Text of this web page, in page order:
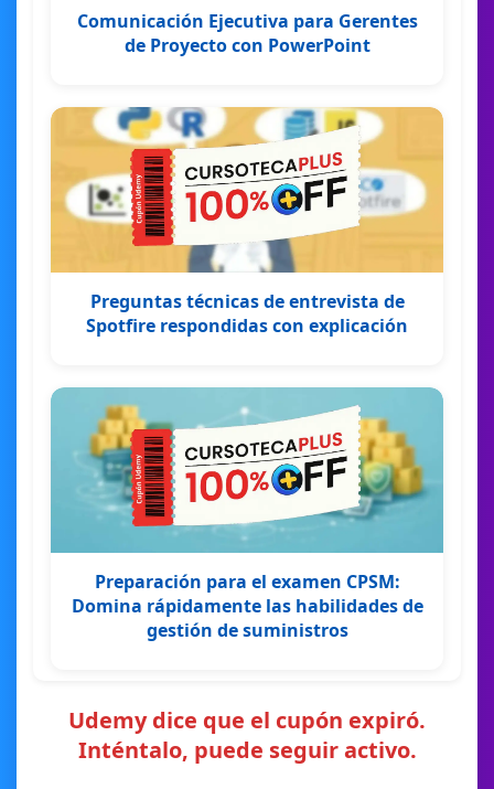
Comunicación Ejecutiva para Gerentes
de Proyecto con PowerPoint
Preguntas técnicas de entrevista de
Spotfire respondidas con explicación
Preparación para el examen CPSM:
Domina rápidamente las habilidades de
gestión de suministros
Udemy dice que el cupón expiró.
Inténtalo, puede seguir activo.